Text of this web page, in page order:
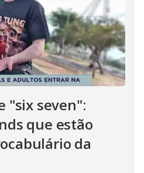
"six seven":
que estão
da